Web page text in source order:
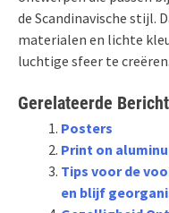
de Scandinavische stijl.
materialen en lichte
luchtige sfeer te creëren.
Gerelateerde
Posters
Print on
Tips voor de
en blijf